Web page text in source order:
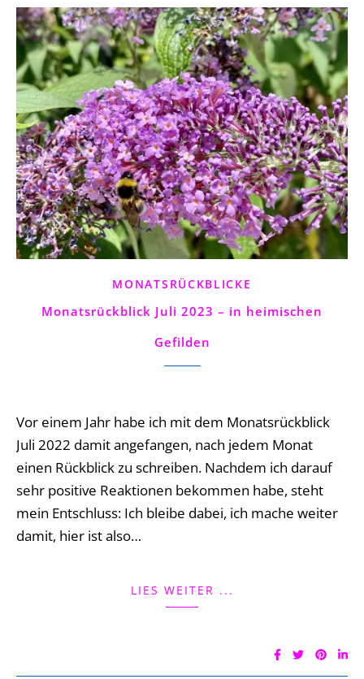
MONATSRÜCKBLICKE
Monatsrückblick Juli 2023 – in heimischen
Gefilden
Vor einem Jahr habe ich mit dem Monatsrückblick
Juli 2022 damit angefangen, nach jedem Monat
einen Rückblick zu schreiben. Nachdem ich darauf
sehr positive Reaktionen bekommen habe, steht
mein Entschluss: Ich bleibe dabei, ich mache weiter
damit, hier ist also…
LIES WEITER ...